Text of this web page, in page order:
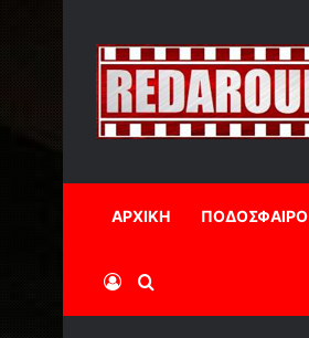
ΑΡΧΙΚΗ ΠΟΔΟΣΦΑΙΡΟ
Log InΑναζήτηση